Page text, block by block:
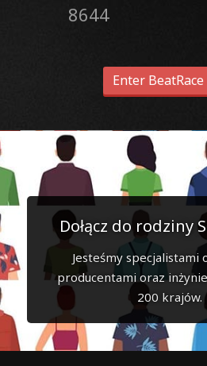
8644
Enter
Dołącz do rodziny
Jesteśmy specjalistami
producentami oraz
200 krajów.